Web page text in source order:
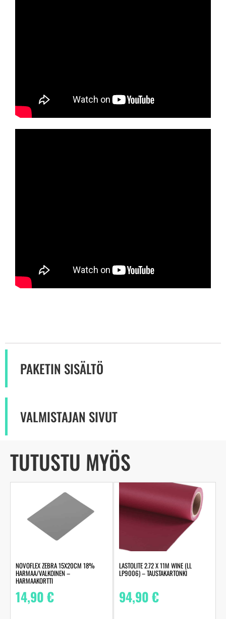
PAKETIN SISÄLTÖ
VALMISTAJAN SIVUT
TUTUSTU MYÖS
NOVOFLEX ZEBRA 15X20CM 18%
HARMAA/VALKOINEN –
HARMAAKORTTI
14,90€
LASTOLITE 2.72 X 11M WINE (LL
LP9006) – TAUSTAKARTONKI
94,90€